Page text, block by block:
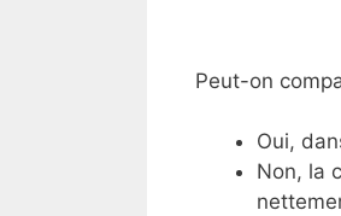
Peut-on
Oui,
Non, la